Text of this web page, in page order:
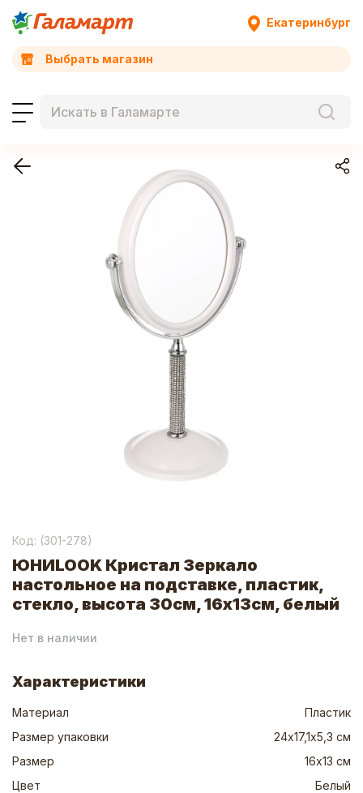
Екатеринбург
Выбрать магазин
Код: (301-278)
ЮНИLOOK Кристал Зеркало
настольное на подставке, пластик,
стекло, высота 30см, 16х13см, белый
Нет в наличии
Характеристики
Материал
Пластик
Размер упаковки
24х17,1х5,3 см
Размер
16х13 см
Цвет
Белый